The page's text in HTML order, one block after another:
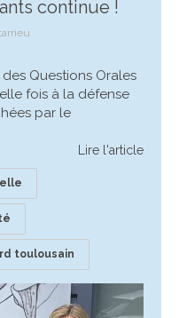
continue !
Questions Orales
fois à la défense
par le
Lire l'article
toulousain